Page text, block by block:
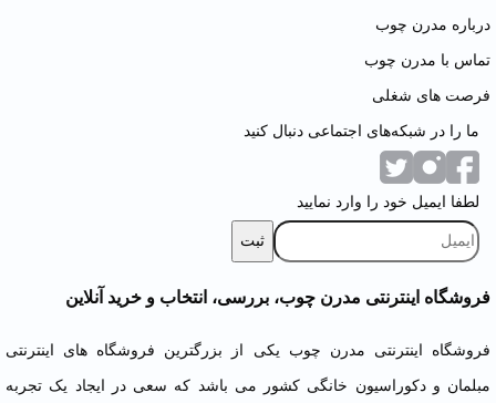
درباره مدرن چوب
تماس با مدرن چوب
فرصت های شغلی
ما را در شبکه‌های اجتماعی دنبال کنید
لطفا ایمیل خود را وارد نمایید
فروشگاه اینترنتی مدرن چوب، بررسی، انتخاب و خرید آنلاین
فروشگاه اینترنتی مدرن چوب یکی از بزرگترین فروشگاه های اینترنتی
مبلمان و دکوراسیون خانگی کشور می باشد که سعی در ایجاد یک تجربه